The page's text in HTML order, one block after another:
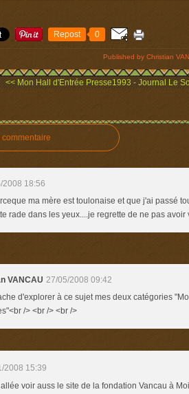
Repost 0
Published by Christian
<< Mon Hall d'Entrée Presse1993 - Journal Le
2008 18:56
ma mère est toulonaise et que j'ai passé
rade dans les yeux....je regrette de ne pas avoir
VANCAU 27/05/2008 09:42
d'explorer à ce sujet mes deux catégories
/> <br /> <br />
2008 15:39
voir auss le site de la fondation Vancau à